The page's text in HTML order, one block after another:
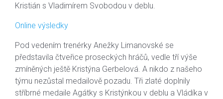
Kristián s Vladimírem Svobodou v deblu.
Online výsledky
Pod vedením trenérky Anežky Limanovské se
představila čtveřice proseckých hráčů, vedle tří výše
zmíněných ještě Kristýna Gerbelová. A nikdo z našeho
týmu nezůstal medailově pozadu. Tři zlaté doplnily
stříbrné medaile Agátky s Kristýnkou v deblu a Vládíka v